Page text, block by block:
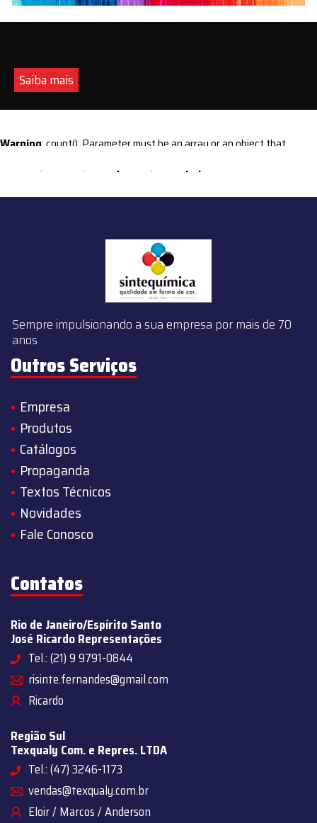
Saiba mais
Warning: count(): Parameter must be an array or an object that
content/themes/sintequimica/index.php
Sempre impulsionando a sua empresa por mais de 70
anos
Outros Serviços
Empresa
Produtos
Catálogos
Propaganda
Textos Técnicos
Novidades
Fale Conosco
Contatos
Rio de Janeiro/Espírito Santo
José Ricardo Representações
Tel.: (21) 9 9791-0844
risinte.fernandes@gmail.com
Ricardo
Região Sul
Texqualy Com. e Repres. LTDA
Tel.: (47) 3246-1173
vendas@texqualy.com.br
Eloir / Marcos / Anderson